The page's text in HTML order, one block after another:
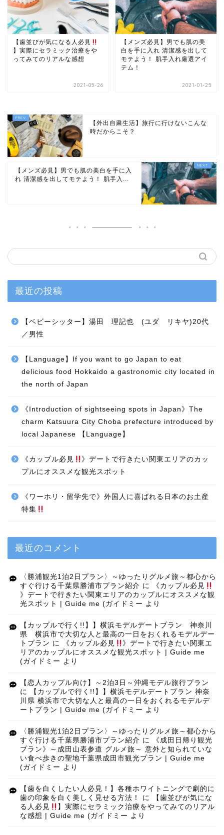
【歯並びが気になる人必見
】実際にセラミック治療をや
ってみてのリアルな感想
2021-05-26
【メンズ必見】男でも肌の美
白を手に入れ 清潔感を出して
モテよう！ 肌手入れ厳選アイ
テム！
2021-01-25
【外出自粛生活】旅行に行けないこんな
時だからこそ？
【メンズ必見】男でも肌の美白を手に入
れ 清潔感を出してモテよう！ 肌手入...
最近の投稿
【ベビーシッター】湯田 理記也 (ユダ リキヤ)20代
／男性
【Language】If you want to go Japan to eat
delicious food Hokkaido a gastronomic city located in
the north of Japan
《Introduction of sightseeing spots in Japan》The
charm Katsuura City Choba prefecture introduced by
local Japanese 【Language】
《カップル必見
》デートで行きたい関東エリアのカッ
プルにオススメな観光スポット
《ワーホリ・留学先で》外国人に喜ばれる日本のお土産
特集
最近のコメント
〈勝浦観光1泊2日プラン〉～ゆったりグルメ旅～都心から
すぐ行ける千葉県勝浦市プラン紹介 に
《カップル必見
》デートで行きたい関東エリアのカップルにオススメな観
光スポット | Guide me (ガイドミー より
【カップルで行く!!】】横浜モデルデートプラン 神奈川
県 横浜市で大切な人と最高の一日をおくれるモデルデー
トプラン に 《カップル必見
》デートで行きたい関東エ
リアのカップルにオススメな観光スポット | Guide me
(ガイドミー より
【恋人カップル向け】～2泊3日～沖縄モデル旅行プラン
に
【カップルで行く!!】】横浜モデルデートプラン 神奈
川県 横浜市で大切な人と最高の一日をおくれるモデルデ
ートプラン | Guide me (ガイドミー より
〈勝浦観光1泊2日プラン〉～ゆったりグルメ旅～都心から
すぐ行ける千葉県勝浦市プラン紹介 に
《成田日帰り観光
プラン》～成田山表参道 グルメ旅～ 意外と知られていな
い食べ歩きの聖地千葉県成田市観光プラン | Guide me
(ガイドミー より
【歯を白くしたい人必見！】各種ホワイトニングで劇的に
歯の印象を白く美しく見せる方法！
に
【歯並びが気にな
る人必見
】実際にセラミック治療をやってみてのリアル
な感想 | Guide me (ガイドミー より